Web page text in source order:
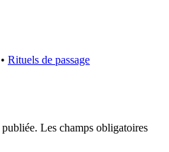
• Rituels de passage
publiée. Les champs obligatoires